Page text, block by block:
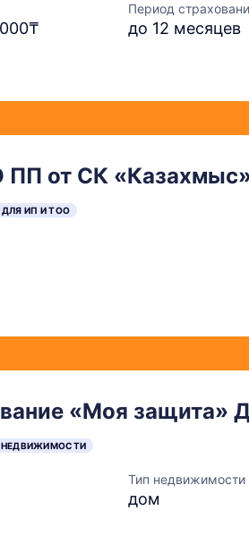
Период
до 12 месяцев
от СК
ИП И ТОО
«Моя защита»
НЕДВИЖИМОСТИ
Тип недвижимости
дом